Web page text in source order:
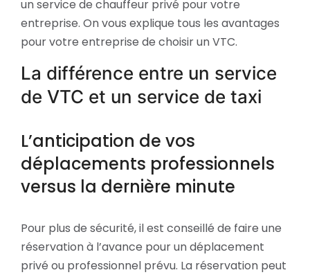
un service de chauffeur privé pour votre
entreprise. On vous explique tous les avantages
pour votre entreprise de choisir un VTC.
La différence entre un service
de VTC et un service de taxi
L’anticipation de vos
déplacements professionnels
versus la dernière minute
Pour plus de sécurité, il est conseillé de faire une
réservation à l’avance pour un déplacement
privé ou professionnel prévu. La réservation peut